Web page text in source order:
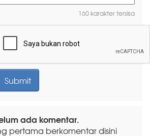
160 karakter tersisa
ada komentar.
pertama berkomentar disini